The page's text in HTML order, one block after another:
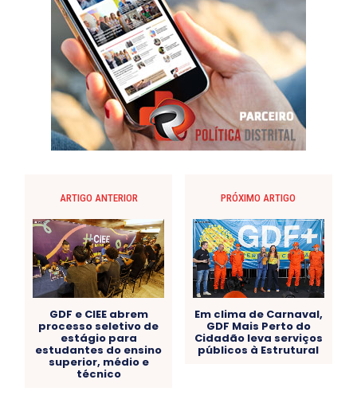
ARTIGO ANTERIOR
GDF e CIEE abrem
processo seletivo de
estágio para
estudantes do ensino
superior, médio e
técnico
PRÓXIMO ARTIGO
Em clima de Carnaval,
GDF Mais Perto do
Cidadão leva serviços
públicos à Estrutural